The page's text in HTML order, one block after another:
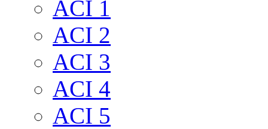
ACI 1
ACI 2
ACI 3
ACI 4
ACI 5